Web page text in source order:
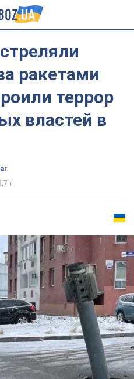
ракетами
террор
властей в
т.